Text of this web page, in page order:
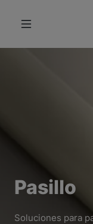
Pasillo
Soluciones para